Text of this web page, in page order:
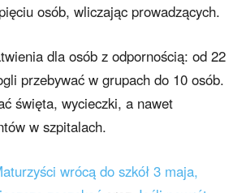
osób, wliczając prowadzących.
dla osób z odpornością: od 22
przebywać w grupach do 10 osób.
święta, wycieczki, a nawet
w szpitalach.
wrócą do szkół 3 maja,